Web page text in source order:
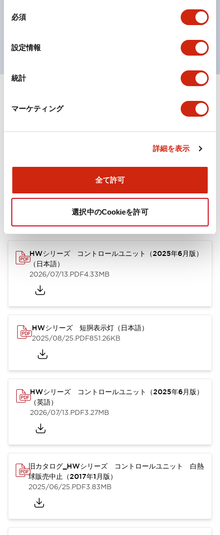
必須
設定情報
統計
マーケティング
詳細を表示
全て許可
選択中のCookieを許可
ISO 3864-4安全色に対応。危険時や緊急事態時の色表
現がより明確・鮮明で、より多くの方が識別可能に。
+
ドキュメントとファイル
取扱説明書 CAD 規格・認証
HWシリーズ コントロールユニット（2025年6月版）
（日本語）
2026/07/13.PDF4.33MB
HWシリーズ 短胴表示灯（日本語）
2025/08/25.PDF851.26KB
HWシリーズ コントロールユニット（2025年6月版）
（英語）
2026/07/13.PDF3.27MB
旧カタログ_HWシリーズ コントロールユニット 白熱
球販売中止（2017年1月版）
2025/06/25.PDF3.83MB